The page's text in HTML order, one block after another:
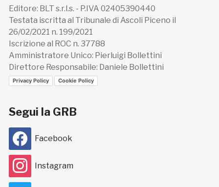
Editore: BLT s.r.l.s. - P.IVA 02405390440
Testata iscritta al Tribunale di Ascoli Piceno il
26/02/2021 n. 199/2021
Iscrizione al ROC n. 37788
Amministratore Unico: Pierluigi Bollettini
Direttore Responsabile: Daniele Bollettini
Privacy Policy Cookie Policy
Segui la GRB
Facebook
Instagram